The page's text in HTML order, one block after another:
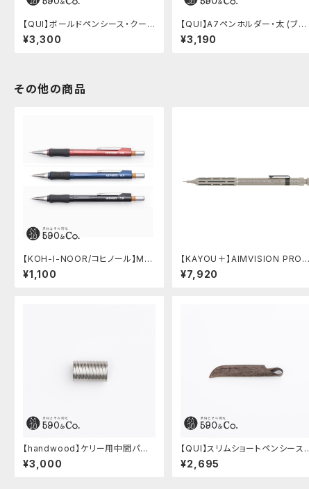
【QUI】ボールドペンシース・クード
ゥー (ブルー)
¥3,300
【QUI】A7ペンホルダー・太 (ブラッ
ク)
¥3,190
その他の商品
【KOH-I-NOOR/コヒノール】Me
phisto profi 5035シャープペン
シル(0.5mm)
¥1,100
【KAYOU＋】AIMVISION PRO/
エイムビジョンプロ (チタニウムゴ
ールド)
¥7,920
【handwood】ケリー用中間パー
ツ/カスタムグリップ (多条/ステン
レス)
¥3,000
【QUI】スリムショートペンシース・
クードゥー (ストーン)
¥2,695